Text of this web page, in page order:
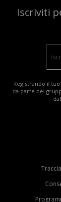
Iscriviti
Registrando il
da parte del